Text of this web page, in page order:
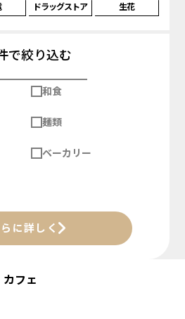
ドラッグストア 生花
で絞り込む
和食
麺類
ベーカリー
に詳しく
フェ